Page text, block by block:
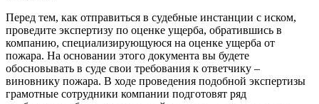
Перед тем, как отправиться в судебные инстанции с иском,
проведите экспертизу по оценке ущерба, обратившись в
компанию, специализирующуюся на оценке ущерба от
пожара. На основании этого документа вы будете
обосновывать в суде свои требования к ответчику –
виновнику пожара. В ходе проведения подобной экспертизы
грамотные сотрудники компании подготовят ряд